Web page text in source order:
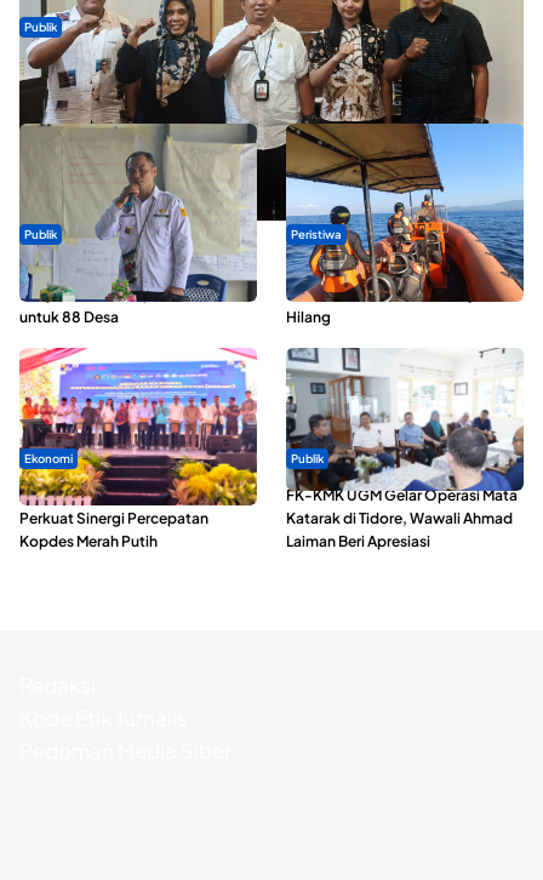
Publik
Dua Talenta Muda Ternate Wakili Maluku Utara di Gita Bahana
Nusantara 2026
Publik
ABDESI Morotai Apresiasi
Penyaluran ADD Rp3,13 Miliar
untuk 88 Desa
Peristiwa
Dua Longboat Bertabrakan di
Perairan Taliabu, Satu Nelayan
Hilang
Ekonomi
Seminar di Ternate, Mendes
Perkuat Sinergi Percepatan
Kopdes Merah Putih
Publik
FK-KMK UGM Gelar Operasi Mata
Katarak di Tidore, Wawali Ahmad
Laiman Beri Apresiasi